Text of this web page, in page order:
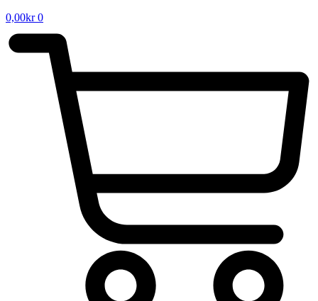
0,00kr 0